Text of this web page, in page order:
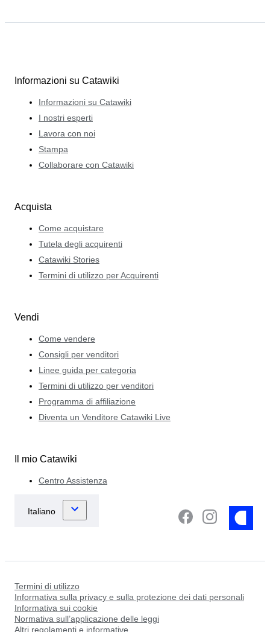
Informazioni su Catawiki
Informazioni su Catawiki
I nostri esperti
Lavora con noi
Stampa
Collaborare con Catawiki
Acquista
Come acquistare
Tutela degli acquirenti
Catawiki Stories
Termini di utilizzo per Acquirenti
Vendi
Come vendere
Consigli per venditori
Linee guida per categoria
Termini di utilizzo per venditori
Programma di affiliazione
Diventa un Venditore Catawiki Live
Il mio Catawiki
Centro Assistenza
Termini di utilizzo
Informativa sulla privacy e sulla protezione dei dati personali
Informativa sui cookie
Normativa sull’applicazione delle leggi
Altri regolamenti e informative